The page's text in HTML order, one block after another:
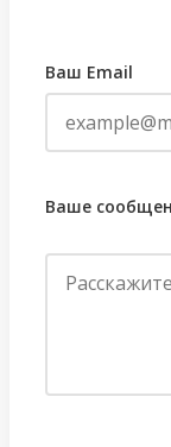
Ваш Email
Ваше